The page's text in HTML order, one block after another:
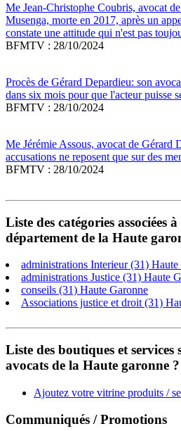
Me Jean-Christophe Coubris, avocat
Musenga, morte en 2017, après un
constate une attitude qui n'est pas
BFMTV : 28/10/2024
Procès de Gérard Depardieu: son
dans six mois pour que l'acteur puisse
BFMTV : 28/10/2024
Me Jérémie Assous, avocat de Gérard
accusations ne reposent que sur des
BFMTV : 28/10/2024
Liste des catégories associées
département de la Haute
administrations Interieur (31) Haute
administrations Justice (31) Haute
conseils (31) Haute Garonne
Associations justice et droit (31)
Liste des boutiques et
avocats de la Haute garonne ?
Ajoutez votre vitrine produits /
Communiqués / Promotions